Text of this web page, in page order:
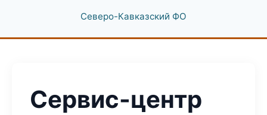
Северо-Кавказский ФО
Сервис-центр